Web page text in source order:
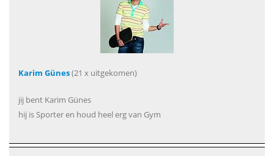
Karim Günes(21 x uitgekomen)
jij bent Karim Günes
hij is Sporter en houd heel erg van Gym